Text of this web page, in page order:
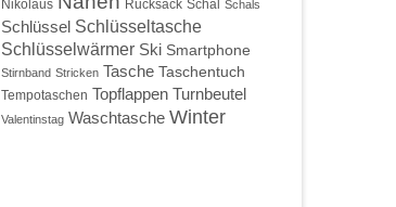
Nikolaus Rucksack Schal Schals
Schlüssel Schlüsseltasche
Schlüsselwärmer Ski Smartphone
Stirnband Stricken Tasche Taschentuch
Tempotaschen Topflappen Turnbeutel
Valentinstag Waschtasche Winter